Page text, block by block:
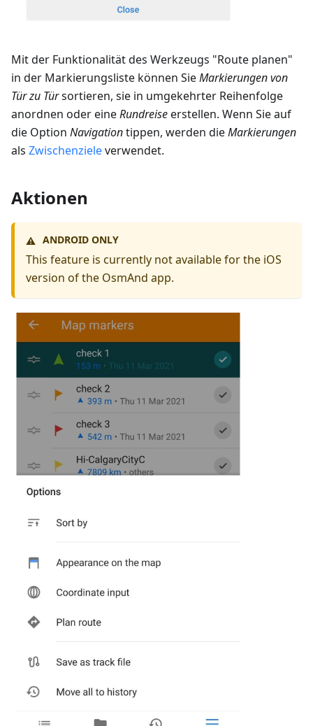
Mit der Funktionalität des Werkzeugs "Route planen"
in der Markierungsliste können SieMarkierungenvon
Tür zu Türsortieren, sie in umgekehrter Reihenfolge
anordnen oder eineRundreiseerstellen. Wenn Sie auf
die Option Navigationtippen, werden dieMarkierungen
als Zwischenzieleverwendet.
Aktionen
⚠️ ANDROID ONLY
This feature is currently not available for the iOS
version of the OsmAnd app.